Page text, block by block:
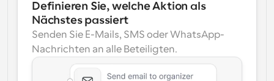
Definieren Sie, welche Aktion als
Nächstes passiert
Senden Sie E-Mails, SMS oder WhatsApp-
Nachrichten an alle Beteiligten.